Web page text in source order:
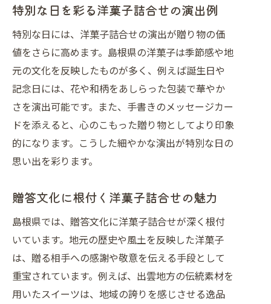
特別な日を彩る洋菓子詰合せの演出例
特別な日には、洋菓子詰合せの演出が贈り物の価
値をさらに高めます。島根県の洋菓子は季節感や地
元の文化を反映したものが多く、例えば誕生日や
記念日には、花や和柄をあしらった包装で華やか
さを演出可能です。また、手書きのメッセージカー
ドを添えると、心のこもった贈り物としてより印象
的になります。こうした細やかな演出が特別な日の
思い出を彩ります。
贈答文化に根付く洋菓子詰合せの魅力
島根県では、贈答文化に洋菓子詰合せが深く根付
いています。地元の歴史や風土を反映した洋菓子
は、贈る相手への感謝や敬意を伝える手段として
重宝されています。例えば、出雲地方の伝統素材を
用いたスイーツは、地域の誇りを感じさせる逸品